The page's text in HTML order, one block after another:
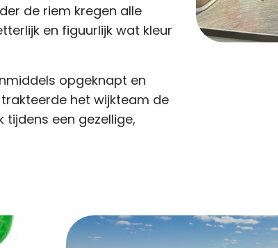
de riem kregen alle
en figuurlijk wat kleur
opgeknapt en
het wijkteam de
tijdens een gezellige,